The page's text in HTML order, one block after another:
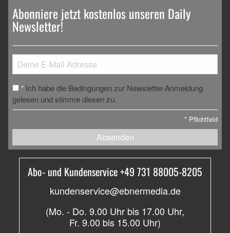
Abonniere jetzt kostenlos unseren Daily
Newsletter!
* Ich habe die Bedingungen zur Newsletter-Anmeldung
gelesen und stimme diesen zu.
* Pflichtfeld
Absenden
Abo- und Kundenservice +49 731 88005-8205
kundenservice@ebnermedia.de
(Mo. - Do. 9.00 Uhr bis 17.00 Uhr,
Fr. 9.00 bis 15.00 Uhr)